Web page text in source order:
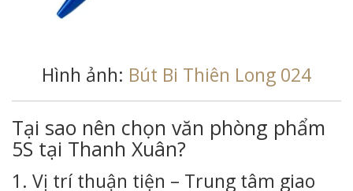
Hình ảnh: Bút Bi Thiên Long 024
Tại sao nên chọn văn phòng phẩm
5S tại Thanh Xuân?
1. Vị trí thuận tiện – Trung tâm giao